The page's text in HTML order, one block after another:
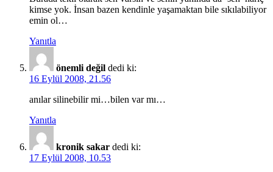
kimse yok. İnsan bazen kendinle yaşamaktan bile sıkılabiliyor
emin ol…
Yanıtla
önemli değil dedi ki:
16 Eylül 2008, 21.56
anılar silinebilir mi…bilen var mı…
Yanıtla
kronik sakar dedi ki:
17 Eylül 2008, 10.53